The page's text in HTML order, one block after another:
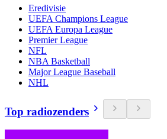
Eredivisie
UEFA Champions League
UEFA Europa League
Premier League
NFL
NBA Basketball
Major League Baseball
NHL
Top radiozenders